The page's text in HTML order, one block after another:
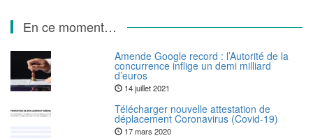
En ce moment…
Amende Google record : l’Autorité de la
concurrence inflige un demi milliard
d’euros
14 juillet 2021
Télécharger nouvelle attestation de
déplacement Coronavirus (Covid-19)
17 mars 2020